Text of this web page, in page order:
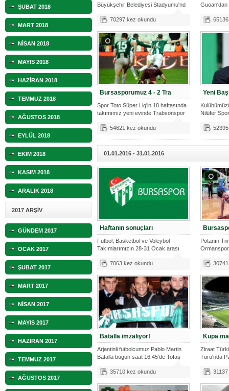
10.04.2023 14:44 | Hoş geldin Göktuğ Bebek!
30.12.2022 18:00 | Hoş geldin Kadir Kağan Bebek!
11.11.2025 14:13 | Hoş geldin Ertuğrul Bebek!
12.10.2025 17:30 | MUTLULUKLAR SİNAN SILACI
16.07.2024 14:32 | Hoş geldin Kerem Bebek!
08.01.2024 19:01 | Hoş geldin Aslan bebek!
03.01.2024 19:09 |Hoş geldin Güneş bebek!
ŞUBAT 2018
MART 2018
NİSAN 2018
MAYIS 2018
HAZİRAN 2018
TEMMUZ 2018
AĞUSTOS 2018
EYLÜL 2018
EKİM 2018
KASIM 2018
ARALIK 2018
2017 ARŞİV
GÜNDEM 2017
OCAK 2017
ŞUBAT 2017
MART 2017
NİSAN 2017
MAYIS 2017
HAZİRAN 2017
TEMMUZ 2017
AĞUSTOS 2017
Büyükşehir Belediyesi Stadyumu'nd
70297 kez okundu
Guoan'dan
Bursasporumuz 4 - 2 Tra
Spor Toto Süper Lig'in 18.haftasında
takımımız yeni evinde Trabsonspor
54621 kez okundu
Yeni
Nilüfer
01.01.2016 - 31.01.2016
Haftanın sonuçları
Futbol, Basketbol ve Voleybol
Takımlarımızın 28-31 Ocak arası
7063 kez okundu
Potanın
Batalla imzalıyor!
Arjantinli futbolcumuz Pablo Martin
Batalla bugün saat 16.45'de Tofaş
35710 kez okundu
Kupa
Ziraat
Turu'nda